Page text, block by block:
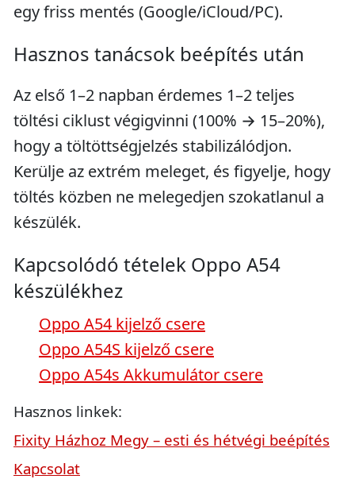
egy friss mentés (Google/iCloud/PC).
Hasznos tanácsok beépítés után
Az első 1–2 napban érdemes 1–2 teljes
töltési ciklust végigvinni (100% → 15–20%),
hogy a töltöttségjelzés stabilizálódjon.
Kerülje az extrém meleget, és figyelje, hogy
töltés közben ne melegedjen szokatlanul a
készülék.
Kapcsolódó tételek Oppo A54
készülékhez
Oppo A54 kijelző csere
Oppo A54S kijelző csere
Oppo A54s Akkumulátor csere
Hasznos linkek:
Fixity Házhoz Megy – esti és hétvégi beépítés
Kapcsolat